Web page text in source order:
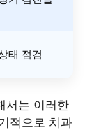
태 점검
서는 이러한
적으로 치과